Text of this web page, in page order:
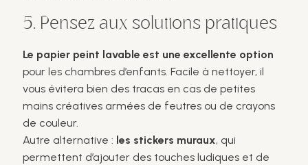
5. Pensez aux solutions pratiques
Le papier peint lavable est une excellente option
pour les chambres d’enfants. Facile à nettoyer, il
vous évitera bien des tracas en cas de petites
mains créatives armées de feutres ou de crayons
de couleur.
Autre alternative : les stickers muraux, qui
permettent d’ajouter des touches ludiques et de